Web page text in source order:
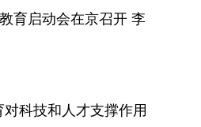
育启动会在京召开 李
科技和人才支撑作用